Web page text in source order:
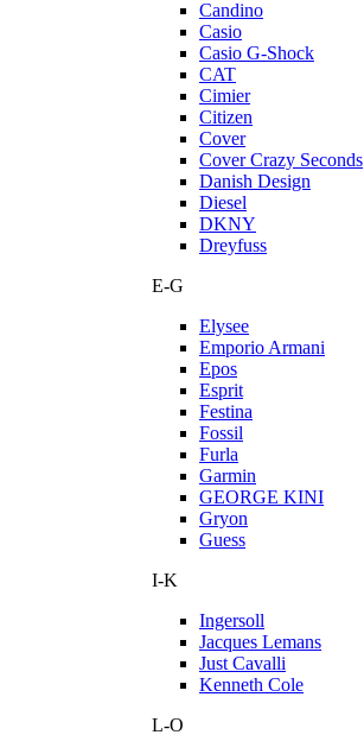
Candino
Casio
Casio G-Shock
CAT
Cimier
Citizen
Cover
Cover Crazy Seconds
Danish Design
Diesel
DKNY
Dreyfuss
E-G
Elysee
Emporio Armani
Epos
Esprit
Festina
Fossil
Furla
Garmin
GEORGE KINI
Gryon
Guess
I-K
Ingersoll
Jacques Lemans
Just Cavalli
Kenneth Cole
L-O